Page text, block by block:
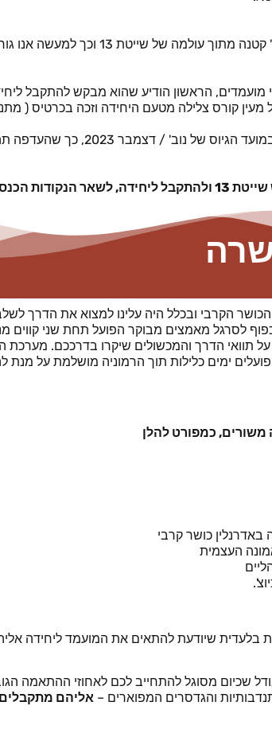
כל הרעיון של גיבוש גדנע הוא בעצם
מועמדים, הראשון הודיע שהוא מבקש להתקבל
מעין קורס צלילה מטעם היחידה וזכה בכרטיס (
כמו כן, היחידה מבקשת לקבל את
הבא :
הקרבי ובכלל היה עלינו למצוא את הדרך
לסרגל מאמצים מבוקר הפועל תחת שני קווים
תוואי הדרך והמכשולים שיקרו בדרככם. מערכת
ימים כלילות תוך הרמוניה מושלמת על מנת
כמפורט להלן
כושר קרבי
העצמית
בלעדית שיודעת להתאים את המועמד ליחידה
שכיום מסוגל להתחייב לכם לאחוזי ההתאמה
והגדסרים המפוארים – אליהם מתקבלים